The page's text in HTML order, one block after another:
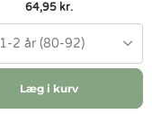
64,95 kr.
1-2 år (80-92)
Læg i kurv